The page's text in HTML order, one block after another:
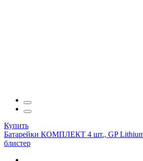
Купить
Батарейки КОМПЛЕКТ 4 шт., GP
блистер